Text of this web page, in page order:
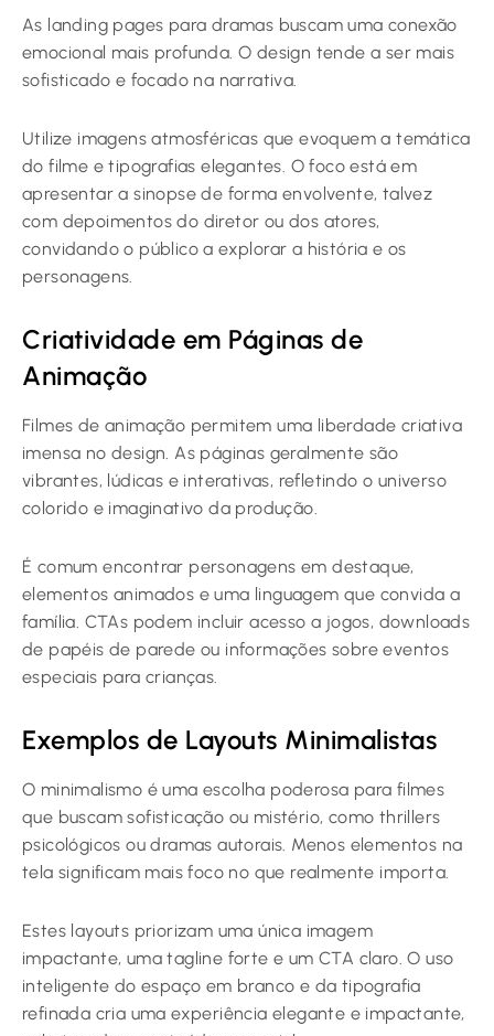
As landing pages para dramas buscam uma conexão
emocional mais profunda. O design tende a ser mais
sofisticado e focado na narrativa.
Utilize imagens atmosféricas que evoquem a temática
do filme e tipografias elegantes. O foco está em
apresentar a sinopse de forma envolvente, talvez
com depoimentos do diretor ou dos atores,
convidando o público a explorar a história e os
personagens.
Criatividade em Páginas de
Animação
Filmes de animação permitem uma liberdade criativa
imensa no design. As páginas geralmente são
vibrantes, lúdicas e interativas, refletindo o universo
colorido e imaginativo da produção.
É comum encontrar personagens em destaque,
elementos animados e uma linguagem que convida a
família. CTAs podem incluir acesso a jogos, downloads
de papéis de parede ou informações sobre eventos
especiais para crianças.
Exemplos de Layouts Minimalistas
O minimalismo é uma escolha poderosa para filmes
que buscam sofisticação ou mistério, como thrillers
psicológicos ou dramas autorais. Menos elementos na
tela significam mais foco no que realmente importa.
Estes layouts priorizam uma única imagem
impactante, uma tagline forte e um CTA claro. O uso
inteligente do espaço em branco e da tipografia
refinada cria uma experiência elegante e impactante,